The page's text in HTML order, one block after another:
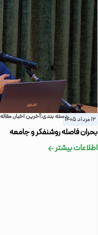
12 مرداد 1405 دسته بندی:آخرین اخبار,مقاله
بحران فاصله روشنفکر و جامعه
اطلاعات بیشتر